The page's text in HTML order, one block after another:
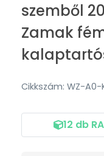
szemből
Zamak
Cikkszám: WZ-A0-
12 db